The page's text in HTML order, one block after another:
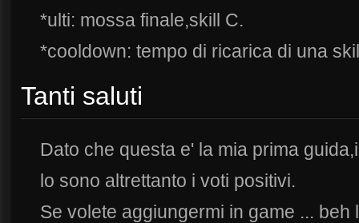
*ulti: mossa finale,skill C.
*cooldown: tempo di ricarica di una
Tanti saluti
Dato che questa e' la mia prima
lo sono altrettanto i voti positivi.
Se volete aggiungermi in game ...